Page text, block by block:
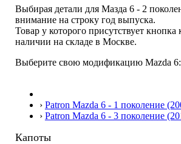
Выбирая детали для Мазда 6 - 2
внимание на строку год выпуска.
Товар у которого присутствует кнопка
наличии на складе в Москве.
Выберите свою модификацию Mazda 6:
› Patron Mazda 6 - 1 поколение
› Patron Mazda 6 - 3 поколение
Капоты